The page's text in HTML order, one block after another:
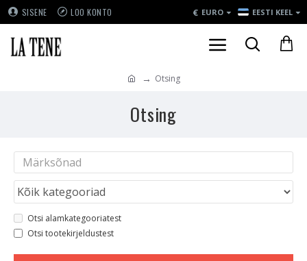
SISENE LOO KONTO € EURO EESTI KEEL
Otsing
Otsing
Otsi alamkategooriatest
Otsi tootekirjeldustest